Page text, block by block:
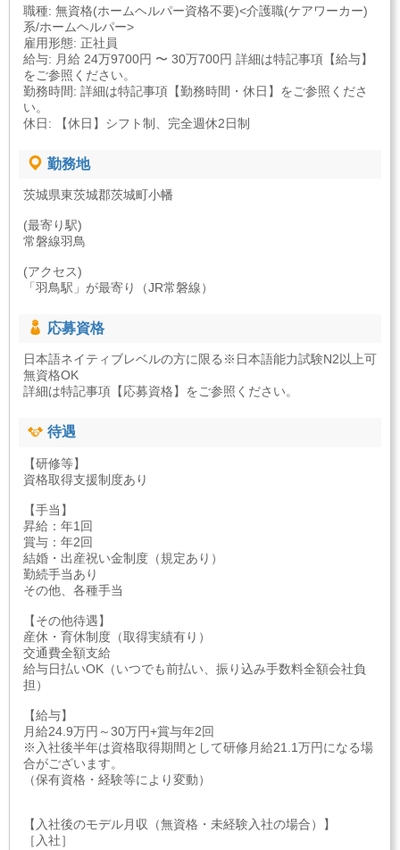
職種: 無資格(ホームヘルパー資格不要)<介護職(ケアワーカー)
系/ホームヘルパー>
雇用形態: 正社員
給与: 月給 24万9700円 〜 30万700円 詳細は特記事項【給与】
をご参照ください。
勤務時間: 詳細は特記事項【勤務時間・休日】をご参照くださ
い。
休日: 【休日】シフト制、完全週休2日制
勤務地
茨城県東茨城郡茨城町小幡
(最寄り駅)
常磐線羽鳥
(アクセス)
「羽鳥駅」が最寄り（JR常磐線）
応募資格
日本語ネイティブレベルの方に限る※日本語能力試験N2以上可
無資格OK
詳細は特記事項【応募資格】をご参照ください。
待遇
【研修等】
資格取得支援制度あり
【手当】
昇給：年1回
賞与：年2回
結婚・出産祝い金制度（規定あり）
勤続手当あり
その他、各種手当
【その他待遇】
産休・育休制度（取得実績有り）
交通費全額支給
給与日払いOK（いつでも前払い、振り込み手数料全額会社負
担）
【給与】
月給24.9万円～30万円+賞与年2回
※入社後半年は資格取得期間として研修月給21.1万円になる場
合がございます。
（保有資格・経験等により変動）
【入社後のモデル月収（無資格・未経験入社の場合）】
［入社］